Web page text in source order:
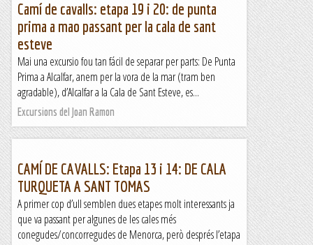
Camí de cavalls: etapa 19 i 20: de punta
prima a mao passant per la cala de sant
esteve
Mai una excursio fou tan fácil de separar per parts: De Punta
Prima a Alcalfar, anem per la vora de la mar (tram ben
agradable), d’Alcalfar a la Cala de Sant Esteve, es...
Excursions del Joan Ramon
CAMÍ DE CAVALLS: Etapa 13 i 14: DE CALA
TURQUETA A SANT TOMAS
A primer cop d’ull semblen dues etapes molt interessants ja
que va passant per algunes de les cales més
conegudes/concorregudes de Menorca, però després l’etapa